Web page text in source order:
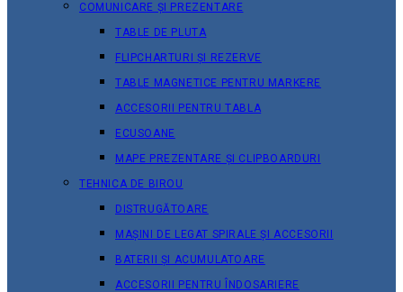
COMUNICARE ȘI PREZENTARE
TABLE DE PLUTA
FLIPCHARTURI ȘI REZERVE
TABLE MAGNETICE PENTRU MARKERE
ACCESORII PENTRU TABLA
ECUSOANE
MAPE PREZENTARE ȘI CLIPBOARDURI
TEHNICA DE BIROU
DISTRUGĂTOARE
MAȘINI DE LEGAT SPIRALE ȘI ACCESORII
BATERII ȘI ACUMULATOARE
ACCESORII PENTRU ÎNDOSARIERE